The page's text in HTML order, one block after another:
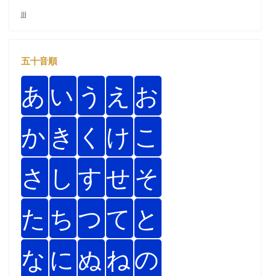
jjj
五十音順
あ い う え お
か き く け こ
さ し すせ そ
た ち つ て と
な に ぬ ねの